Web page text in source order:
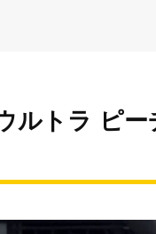
ルトラ ピー